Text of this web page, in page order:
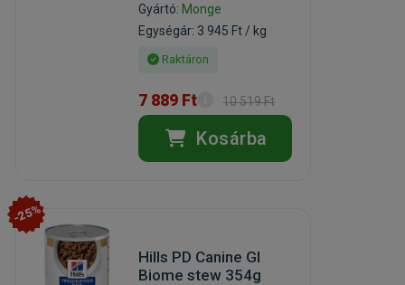
Gyártó: Monge
Egységár: 3 945 Ft / kg
Raktáron
7 889 Ft 10 519 Ft
Kosárba
-25%
Hills PD Canine GI
Biome stew 354g